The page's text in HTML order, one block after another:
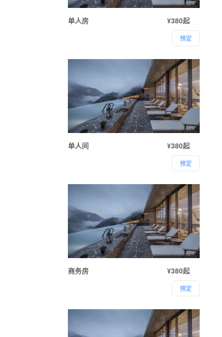
单人房 ¥380起
预定
单人间 ¥380起
预定
商务房 ¥380起
预定